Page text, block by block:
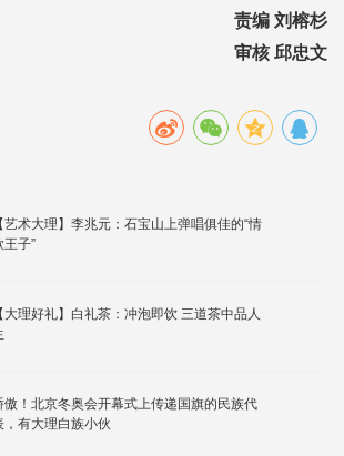
责编 刘榕杉
审核 邱忠文
【艺术大理】李兆元：石宝山上弹唱俱佳的“情
王子”
【大理好礼】白礼茶：冲泡即饮 三道茶中品人
傲！北京冬奥会开幕式上传递国旗的民族代
，有大理白族小伙